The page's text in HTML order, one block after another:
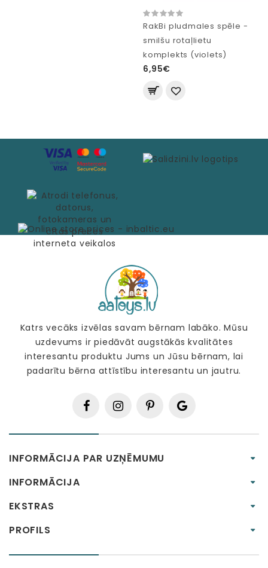
RakBi pludmales spēle -
smilšu rotaļlietu
komplekts (violets)
6,95€
Katrs vecāks izvēlas savam bērnam labāko. Mūsu
uzdevums ir piedāvāt augstākās kvalitātes
interesantu produktu Jums un Jūsu bērnam, lai
padarītu bērna attīstību interesantu un jautru.
INFORMĀCIJA PAR UZŅĒMUMU
INFORMĀCIJA
EKSTRAS
PROFILS